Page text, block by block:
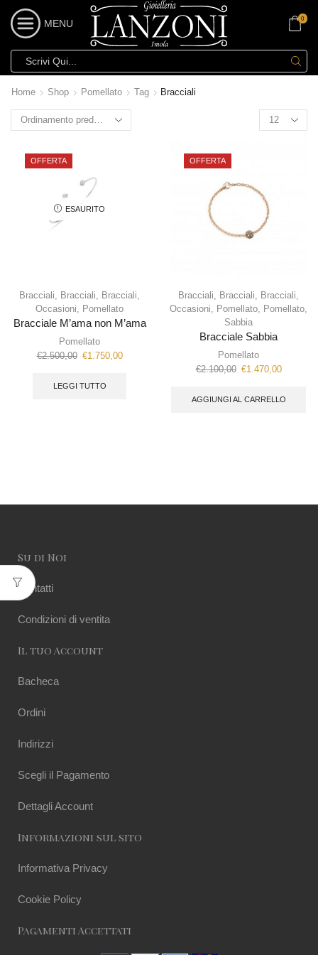
MENU 0
Home Shop Pomellato Tag Bracciali
OFFERTA
ESAURITO
Bracciali, Bracciali, Bracciali,
Occasioni, Pomellato
Bracciale M’ama non M’ama
Pomellato
€2.500,00 €1.750,00
LEGGI TUTTO
OFFERTA
Bracciali, Bracciali, Bracciali,
Occasioni, Pomellato, Pomellato,
Sabbia
Bracciale Sabbia
Pomellato
€2.100,00 €1.470,00
AGGIUNGI AL CARRELLO
Su di Noi
Contatti
Condizioni di ventita
Il tuo Account
Bacheca
Ordini
Indirizzi
Scegli il Pagamento
Dettagli Account
Informazioni sul sito
Informativa Privacy
Cookie Policy
Pagamenti Accettati